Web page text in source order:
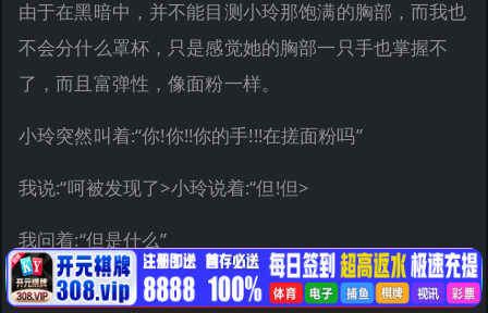
由于在黑暗中，并不能目测小玲那饱满的胸部，而我也
不会分什么罩杯，只是感觉她的胸部一只手也掌握不
了，而且富弹性，像面粉一样。
小玲突然叫着:“你!你!!你的手!!!在搓面粉吗”
我说:“呵被发现了>小玲说着:“但!但>
我问着:“但是什么”
小玲呻吟着:“但很很舒服!!!”